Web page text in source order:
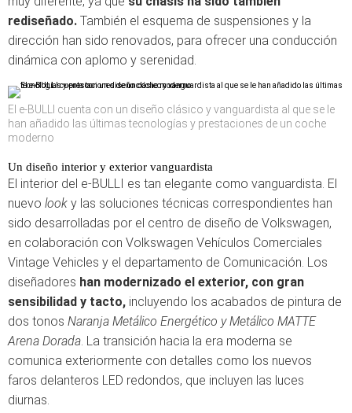
rediseñado. También el esquema de suspensiones y la
dirección han sido renovados, para ofrecer una conducción
dinámica con aplomo y serenidad.
El e-BULLI cuenta con un diseño clásico y vanguardista al que se le
han añadido las últimas tecnologías y prestaciones de un coche
moderno
Un diseño interior y exterior vanguardista
El interior del e-BULLI es tan elegante como vanguardista. El
nuevo look y las soluciones técnicas correspondientes han
sido desarrolladas por el centro de diseño de Volkswagen,
en colaboración con Volkswagen Vehículos Comerciales
Vintage Vehicles y el departamento de Comunicación. Los
diseñadores han modernizado el exterior, con gran
sensibilidad y tacto, incluyendo los acabados de pintura de
dos tonos Naranja Metálico Energético y Metálico MATTE
Arena Dorada. La transición hacia la era moderna se
comunica exteriormente con detalles como los nuevos
faros delanteros LED redondos, que incluyen las luces
diurnas.